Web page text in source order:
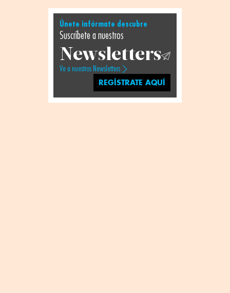
Únete infórmate descubre
Suscríbete a nuestros
Newsletters
Ve a nuestros Newsletters
REGÍSTRATE AQUÍ